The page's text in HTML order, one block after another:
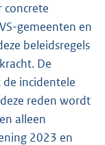
concrete
gemeenten en
beleidsregels
De
incidentele
reden wordt
alleen
2023 en